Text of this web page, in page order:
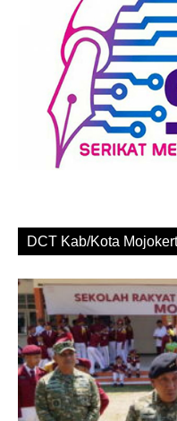
DCT Kab/Kota